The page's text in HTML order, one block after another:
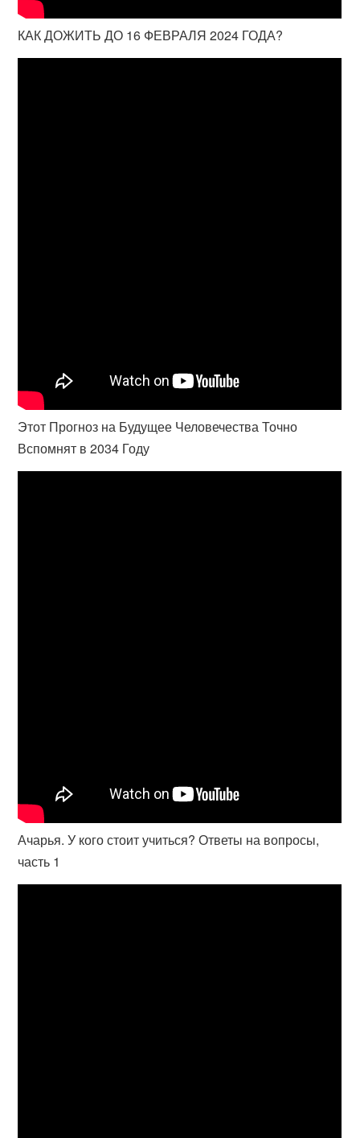
КАК ДОЖИТЬ ДО 16 ФЕВРАЛЯ 2024 ГОДА?
Этот Прогноз на Будущее Человечества Точно
Вспомнят в 2034 Году
Ачарья. У кого стоит учиться? Ответы на вопросы,
часть 1